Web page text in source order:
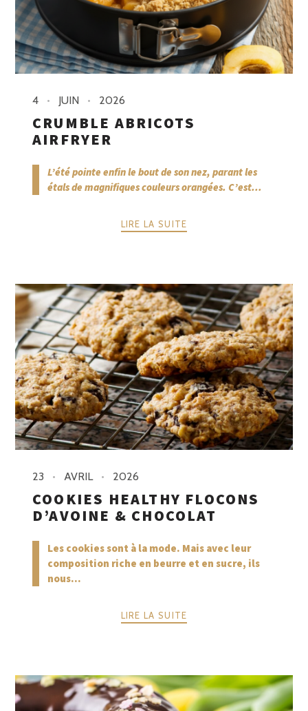
4 JUIN 2026
CRUMBLE ABRICOTS
AIRFRYER
L’été pointe enfin le bout de son nez, parant les
étals de magnifiques couleurs orangées. C’est...
LIRE LA SUITE
23 AVRIL 2026
COOKIES HEALTHY FLOCONS
D’AVOINE & CHOCOLAT
Les cookies sont à la mode. Mais avec leur
composition riche en beurre et en sucre, ils
nous...
LIRE LA SUITE